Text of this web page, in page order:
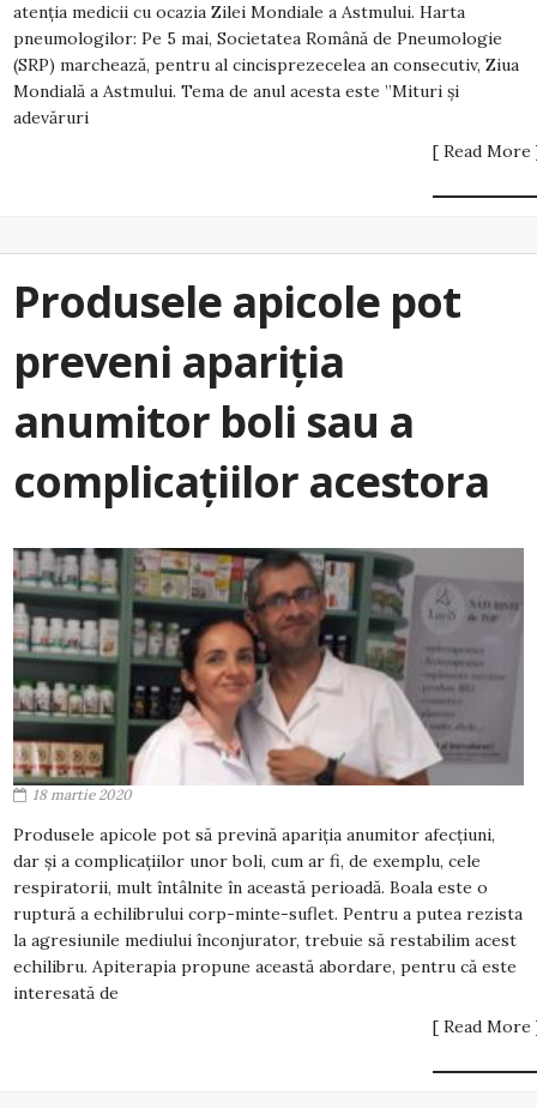
atenția medicii cu ocazia Zilei Mondiale a Astmului. Harta
pneumologilor: Pe 5 mai, Societatea Română de Pneumologie
(SRP) marchează, pentru al cincisprezecelea an consecutiv, Ziua
Mondială a Astmului. Tema de anul acesta este ”Mituri și
adevăruri
[ Read More
Produsele apicole pot
preveni apariția
anumitor boli sau a
complicațiilor acestora
18 martie 2020
Produsele apicole pot să prevină apariția anumitor afecțiuni,
dar și a complicațiilor unor boli, cum ar fi, de exemplu, cele
respiratorii, mult întâlnite în această perioadă. Boala este o
ruptură a echilibrului corp-minte-suflet. Pentru a putea rezista
la agresiunile mediului înconjurator, trebuie să restabilim acest
echilibru. Apiterapia propune această abordare, pentru că este
interesată de
[ Read More